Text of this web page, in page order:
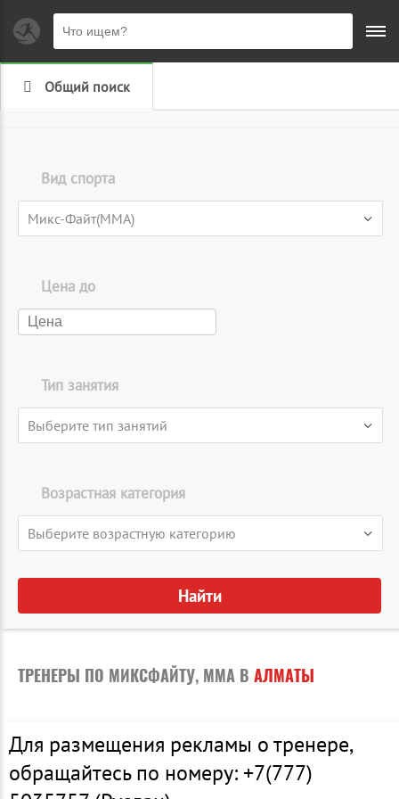
Общий поиск
Вид спорта
Микс-Файт(MMA)
Цена до
Тип занятия
Выберите тип занятий
Возрастная категория
Выберите возрастную категорию
Найти
ТРЕНЕРЫ ПО МИКСФАЙТУ, MMA В АЛМАТЫ
Для размещения рекламы о тренере,
обращайтесь по номеру: +7(777)